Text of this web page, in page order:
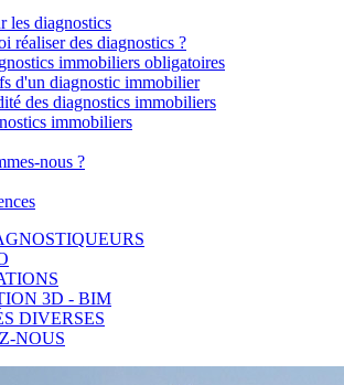
les diagnostics
réaliser des diagnostics ?
immobiliers obligatoires
d'un diagnostic immobilier
des diagnostics immobiliers
immobiliers
nous ?
3D - BIM
DIVERSES
NOUS